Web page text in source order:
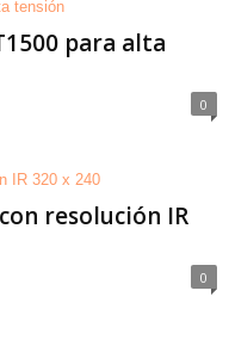
para alta
0
resolución IR
0